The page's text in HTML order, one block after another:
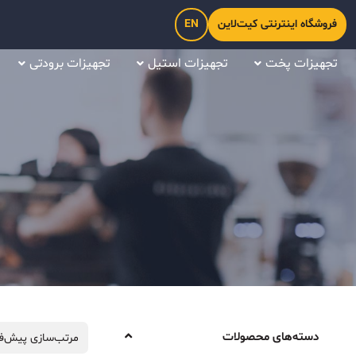
فروشگاه اینترنتی کیت‌لاین EN
تجهیزات پخت تجهیزات استیل تجهیزات برودتی
دسته‌های محصولات